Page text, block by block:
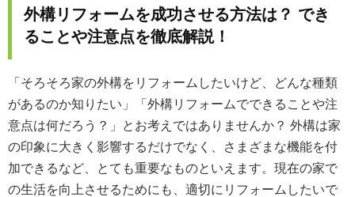
外構リフォームを成功させる方法は？ でき
ることや注意点を徹底解説！
「そろそろ家の外構をリフォームしたいけど、どんな種類
があるのか知りたい」「外構リフォームでできることや注
意点は何だろう？」とお考えではありませんか？ 外構は家
の印象に大きく影響するだけでなく、さまざまな機能を付
加できるなど、とても重要なものといえます。現在の家で
の生活を向上させるためにも、適切にリフォームしたいで